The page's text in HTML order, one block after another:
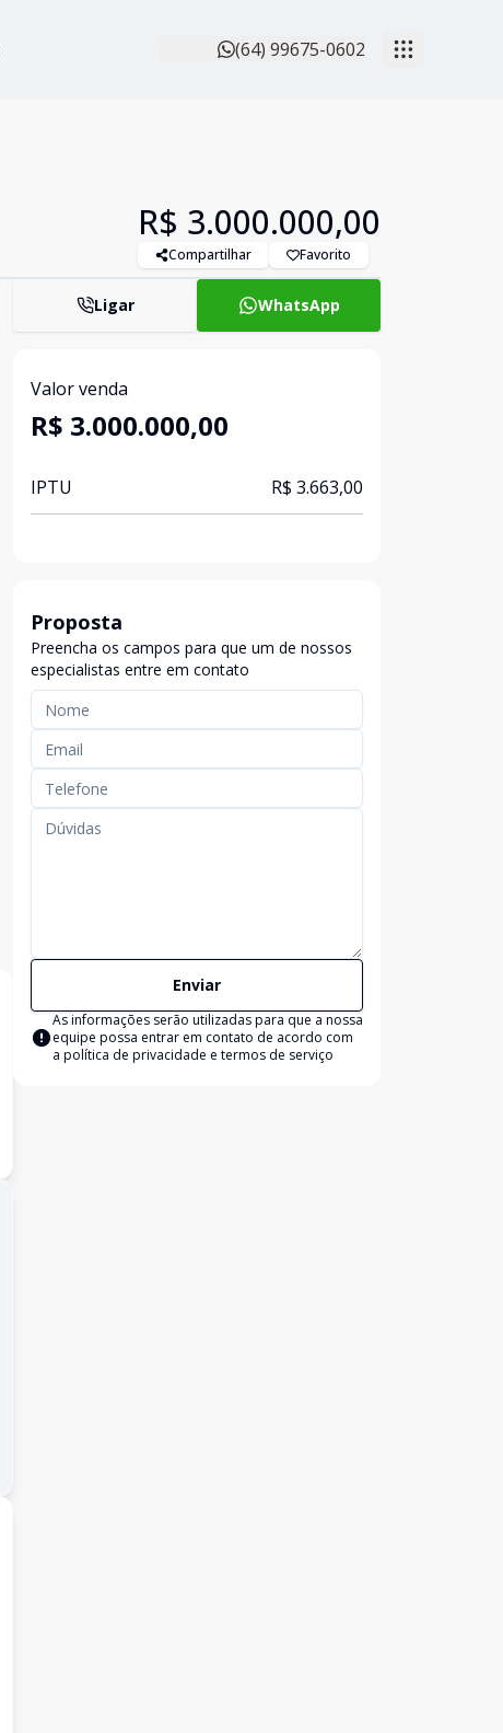
(64) 99675-0602
R$ 3.000.000,00
Compartilhar Favorito
Ligar WhatsApp
Valor venda
R$ 3.000.000,00
IPTU R$ 3.663,00
Proposta
Preencha os campos para que um de nossos
especialistas entre em contato
Enviar
As informações serão utilizadas para que a nossa
equipe possa entrar em contato de acordo com
a política de privacidade e termos de serviço